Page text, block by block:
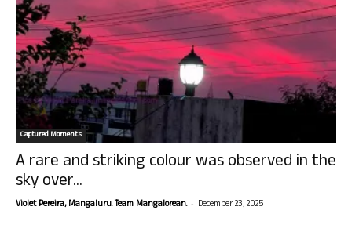
Captured Moments
A rare and striking colour was observed in the
sky over...
Violet Pereira, Mangaluru. Team Mangalorean. - December 23, 2025